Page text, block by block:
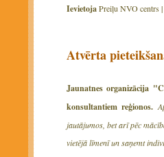
IevietojaPreiļu NVO centrs |
Atvērta
Jaunatnes organizācija
konsultantiem reģionos.
jautājumos, bet arī pēc
vietējā līmenī un saņemt